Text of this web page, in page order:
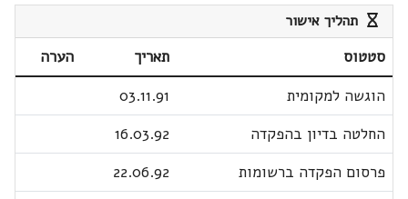
תהליך אישור
סטטוס תאריך
הערה
הוגשה למקומית
03.11.91
החלטה בדיון בהפקדה
16.03.92
פרסום הפקדה ברשומות
22.06.92